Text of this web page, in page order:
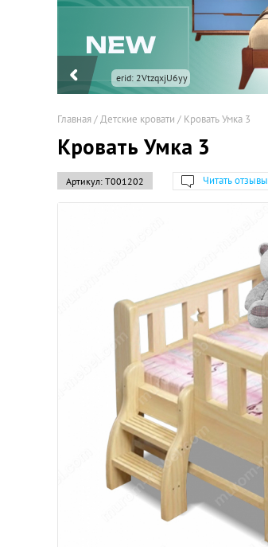
Главная/Детские кровати / Кровать Умка 3
Кровать Умка 3
Артикул: Т001202 Читать отзывы